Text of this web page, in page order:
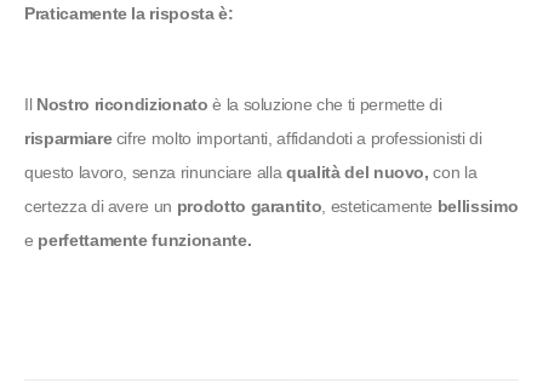
Praticamente la risposta è:
Il Nostro ricondizionato è la soluzione che ti permette di
risparmiarecifre molto importanti, affidandoti a professionisti di
questo lavoro, senza rinunciare allaqualità del nuovo, con la
certezza di avere un prodotto garantito , esteticamente bellissimo
e perfettamente funzionante.